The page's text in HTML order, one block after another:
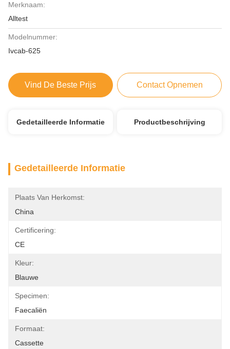
Merknaam:
Alltest
Modelnummer:
Ivcab-625
Vind De Beste Prijs Contact Opnemen
Gedetailleerde Informatie Productbeschrijving
Gedetailleerde Informatie
Plaats Van Herkomst:
China
Certificering:
CE
Kleur:
Blauwe
Specimen:
Faecaliën
Formaat:
Cassette